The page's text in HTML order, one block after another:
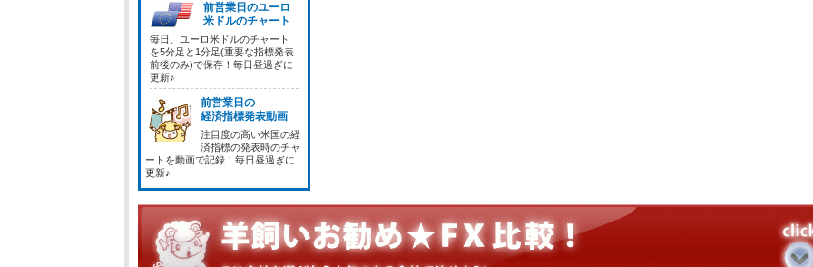
前営業日のユーロ
米ドルのチャート
毎日、ユーロ米ドルのチャート
を5分足と1分足(重要な指標発表
前後のみ)で保存！毎日昼過ぎに
更新♪
前営業日の
経済指標発表動画
注目度の高い米国の経
済指標の発表時のチャ
ートを動画で記録！毎日昼過ぎに
更新♪